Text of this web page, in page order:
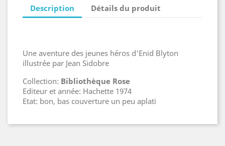
Description Détails du produit
Une aventure des jeunes héros d'Enid Blyton
illustrée par Jean Sidobre
Collection: Bibliothèque Rose
Editeur et année: Hachette 1974
Etat: bon, bas couverture un peu aplati